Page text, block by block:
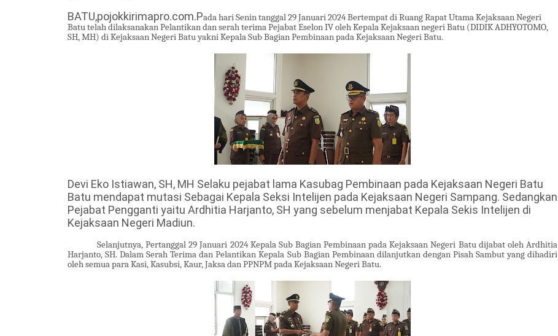
BATU,pojokkirimapro.com.Padahari Senintanggal29 Januari 2024 Bertempat di Ruang Rapat Utama Kejaksaan Negeri
Batu telah dilaksanakan Pelantikan dan serah terima Pejabat Eselon IV oleh Kepala Kejaksaan negeri Batu (DIDIK ADHYOTOMO,
SH, MH) di Kejaksaan Negeri Batu yakni Kepala Sub Bagian Pembinaan pada Kejaksaan Negeri Batu.
Devi Eko Istiawan, SH, MH Selaku pejabat lama Kasubag Pembinaan pada Kejaksaan Negeri Batu
Batu mendapat mutasi Sebagai Kepala Seksi Intelijen pada Kejaksaan Negeri Sampang. Sedangkan
Pejabat Pengganti yaitu Ardhitia Harjanto, SH yang sebelum menjabat Kepala Sekis Intelijen di
Kejaksaan Negeri Madiun.
Selanjutnya, Pertanggal 29 Januari 2024 Kepala Sub Bagian Pembinaan pada Kejaksaan Negeri Batu dijabat oleh Ardhitia
Harjanto, SH. Dalam Serah Terima dan Pelantikan Kepala Sub Bagian Pembinaan dilanjutkan dengan Pisah Sambut yang dihadiri
oleh semua para Kasi, Kasubsi, Kaur, Jaksa dan PPNPM pada Kejaksaan Negeri Batu.